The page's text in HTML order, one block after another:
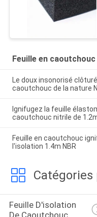
Feuille en caoutchouc
Le doux insonorisé
caoutchouc de la nature
Ignifugez la feuille
caoutchouc nitrile de
Feuille en caoutchouc
l'isolation 1.4m NBR
Feuille D'isolation